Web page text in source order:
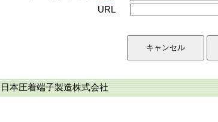
URL
日本圧着端子製造株式会社